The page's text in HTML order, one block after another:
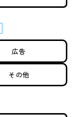
広告
その他